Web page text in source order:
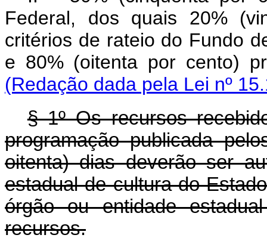
Federal, dos quais 20%
critérios de rateio do Fundo
e 80% (oitenta por cento)
(Redação dada pela Lei nº
§ 1º Os recursos
programação publicada
oitenta) dias deverão ser
estadual de cultura do
órgão ou entidade
recursos.